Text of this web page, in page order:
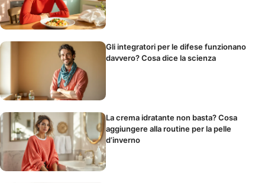
Gli integratori per le difese funzionano
davvero? Cosa dice la scienza
La crema idratante non basta? Cosa
aggiungere alla routine per la pelle
d’inverno